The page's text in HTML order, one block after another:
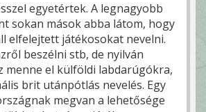
egyetértek. A legnagyobb
sokan mások abba látom, hogy
elfelejtett játékosokat nevelni.
beszélni stb, de nyilván
menne el külföldi labdarúgókra,
brit utánpótlás nevelés. Egy
megvan a lehetősége